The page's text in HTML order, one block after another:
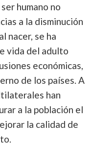
humano no
a la disminución
nacer, se ha
vida del adulto
económicas,
de los países. A
han
a la población el
la calidad de